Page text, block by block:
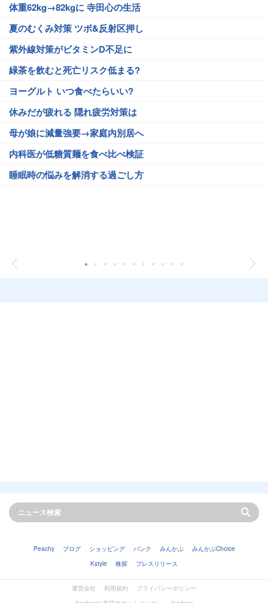
体重62kg→82kgに 寺田心の生活
夏のむくみ対策 ツボ&反射区押し
紫外線対策がビタミンD不足に
緑茶を飲むと死亡リスク低まる?
ヨーグルト いつ食べたらいい?
休みだが疲れる 隠れ疲労対策は
母が娘に減量強要→家庭内別居へ
内科医が低糖質麺を食べ比べ検証
睡眠時の悩みを解消する過ごし方
Peachy ブログ ショッピング バンク みんかぶ
みんかぶChoice
Kstyle
株探 プレスリリース
運営会社 利用規約
プライバシーポリシー